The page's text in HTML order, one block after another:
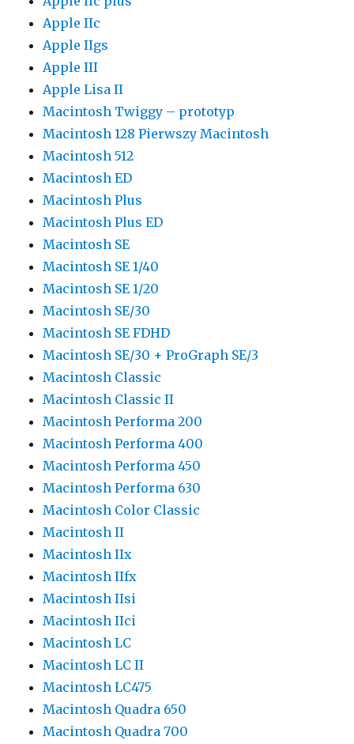
Apple IIc
Apple IIgs
Apple III
Apple Lisa II
Macintosh Twiggy – prototyp
Macintosh 128 Pierwszy Macintosh
Macintosh 512
Macintosh ED
Macintosh Plus
Macintosh Plus ED
Macintosh SE
Macintosh SE 1/40
Macintosh SE 1/20
Macintosh SE/30
Macintosh SE FDHD
Macintosh SE/30 + ProGraph SE/3
Macintosh Classic
Macintosh Classic II
Macintosh Performa 200
Macintosh Performa 400
Macintosh Performa 450
Macintosh Performa 630
Macintosh Color Classic
Macintosh II
Macintosh IIx
Macintosh IIfx
Macintosh IIsi
Macintosh IIci
Macintosh LC
Macintosh LC II
Macintosh LC475
Macintosh Quadra 650
Macintosh Quadra 700